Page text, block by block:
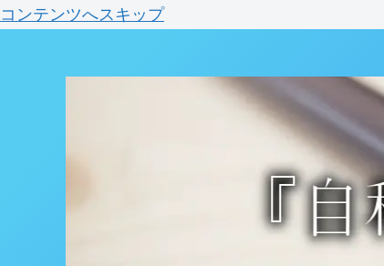
コンテンツへスキップ